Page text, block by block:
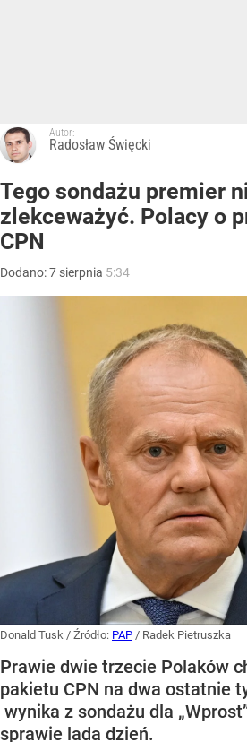
Autor:
Radosław Święcki
Tego sondażu premier
zlekceważyć. Polacy o
CPN
Dodano:7 sierpnia 5:34
Donald Tusk / Źródło: PAP / Radek Pietruszka
Prawie dwie trzecie Polaków
pakietu CPN na dwa ostatnie
wynika z sondażu dla
sprawie lada dzień.